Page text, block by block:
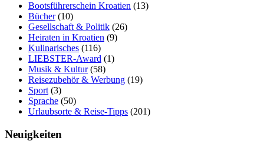
Bootsführerschein Kroatien (13)
Bücher(10)
Gesellschaft & Politik (26)
Heiraten in Kroatien (9)
Kulinarisches (116)
LIEBSTER-Award (1)
Musik & Kultur(58)
Reisezubehör & Werbung (19)
Sport (3)
Sprache (50)
Urlaubsorte & Reise-Tipps (201)
Neuigkeiten